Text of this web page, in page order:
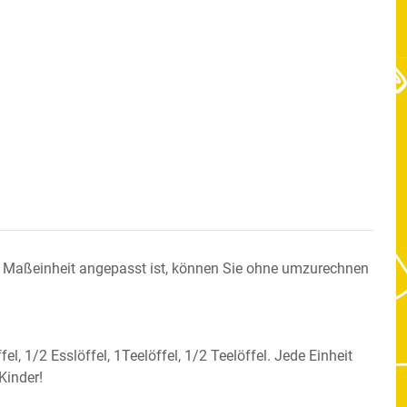
angepasst ist, können Sie ohne umzurechnen
1/2 Esslöffel, 1Teelöffel, 1/2 Teelöffel. Jede Einheit